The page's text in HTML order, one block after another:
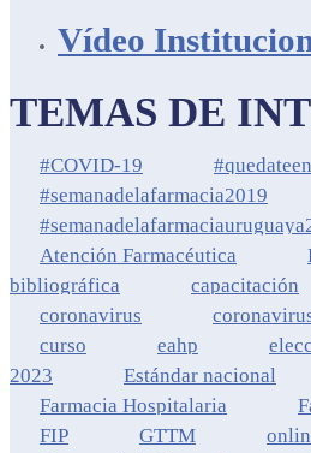
Vídeo
TEMAS DE
#COVID-19
#semanadelafarmacia2019
Atención Farmacéutica
bibliográfica
capacitación
coronavirus
curso
eahp
2023
Estándar nacional
Farmacia Hospitalaria
FIP
GTTM